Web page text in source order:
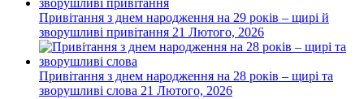
Привітання з днем народження на 29 років – щирі й
зворушливі привітання 21 Лютого, 2026
Привітання з днем народження на 28 років – щирі та
зворушливі слова 21 Лютого, 2026